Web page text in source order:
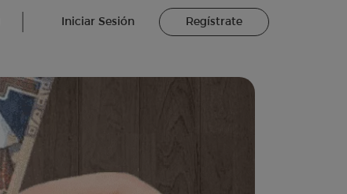
Iniciar Sesión Regístrate